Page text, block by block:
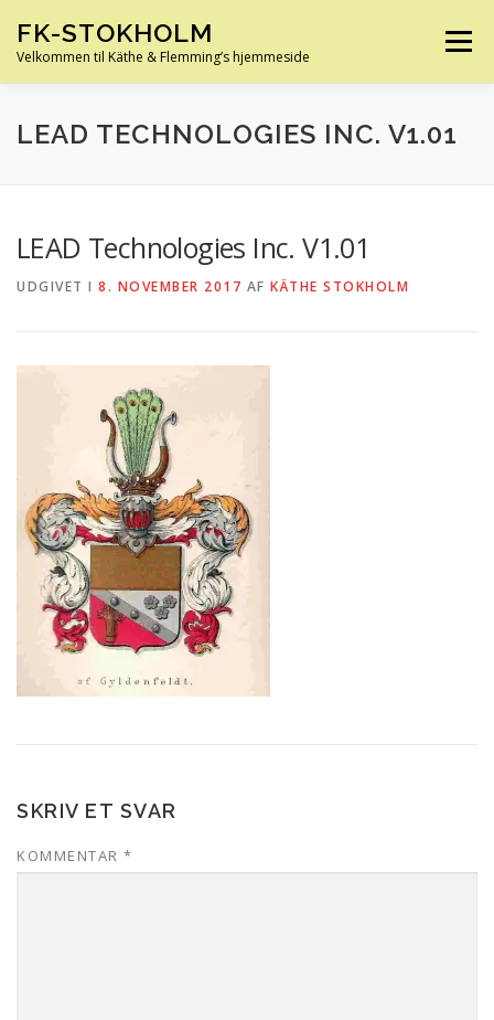
indhold
FK-STOKHOLM
Velkommen til Käthe & Flemming’s hjemmeside
Menu
HJEM OM OS HUS OG HAVE FERIE
LEAD TECHNOLOGIES INC. V1.01
LEAD Technologies Inc. V1.01
UDGIVET I 8. NOVEMBER 2017 AF KÄTHE STOKHOLM
SKRIV ET SVAR
KOMMENTAR *